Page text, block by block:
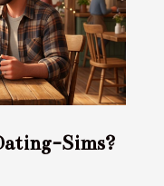
Sims?